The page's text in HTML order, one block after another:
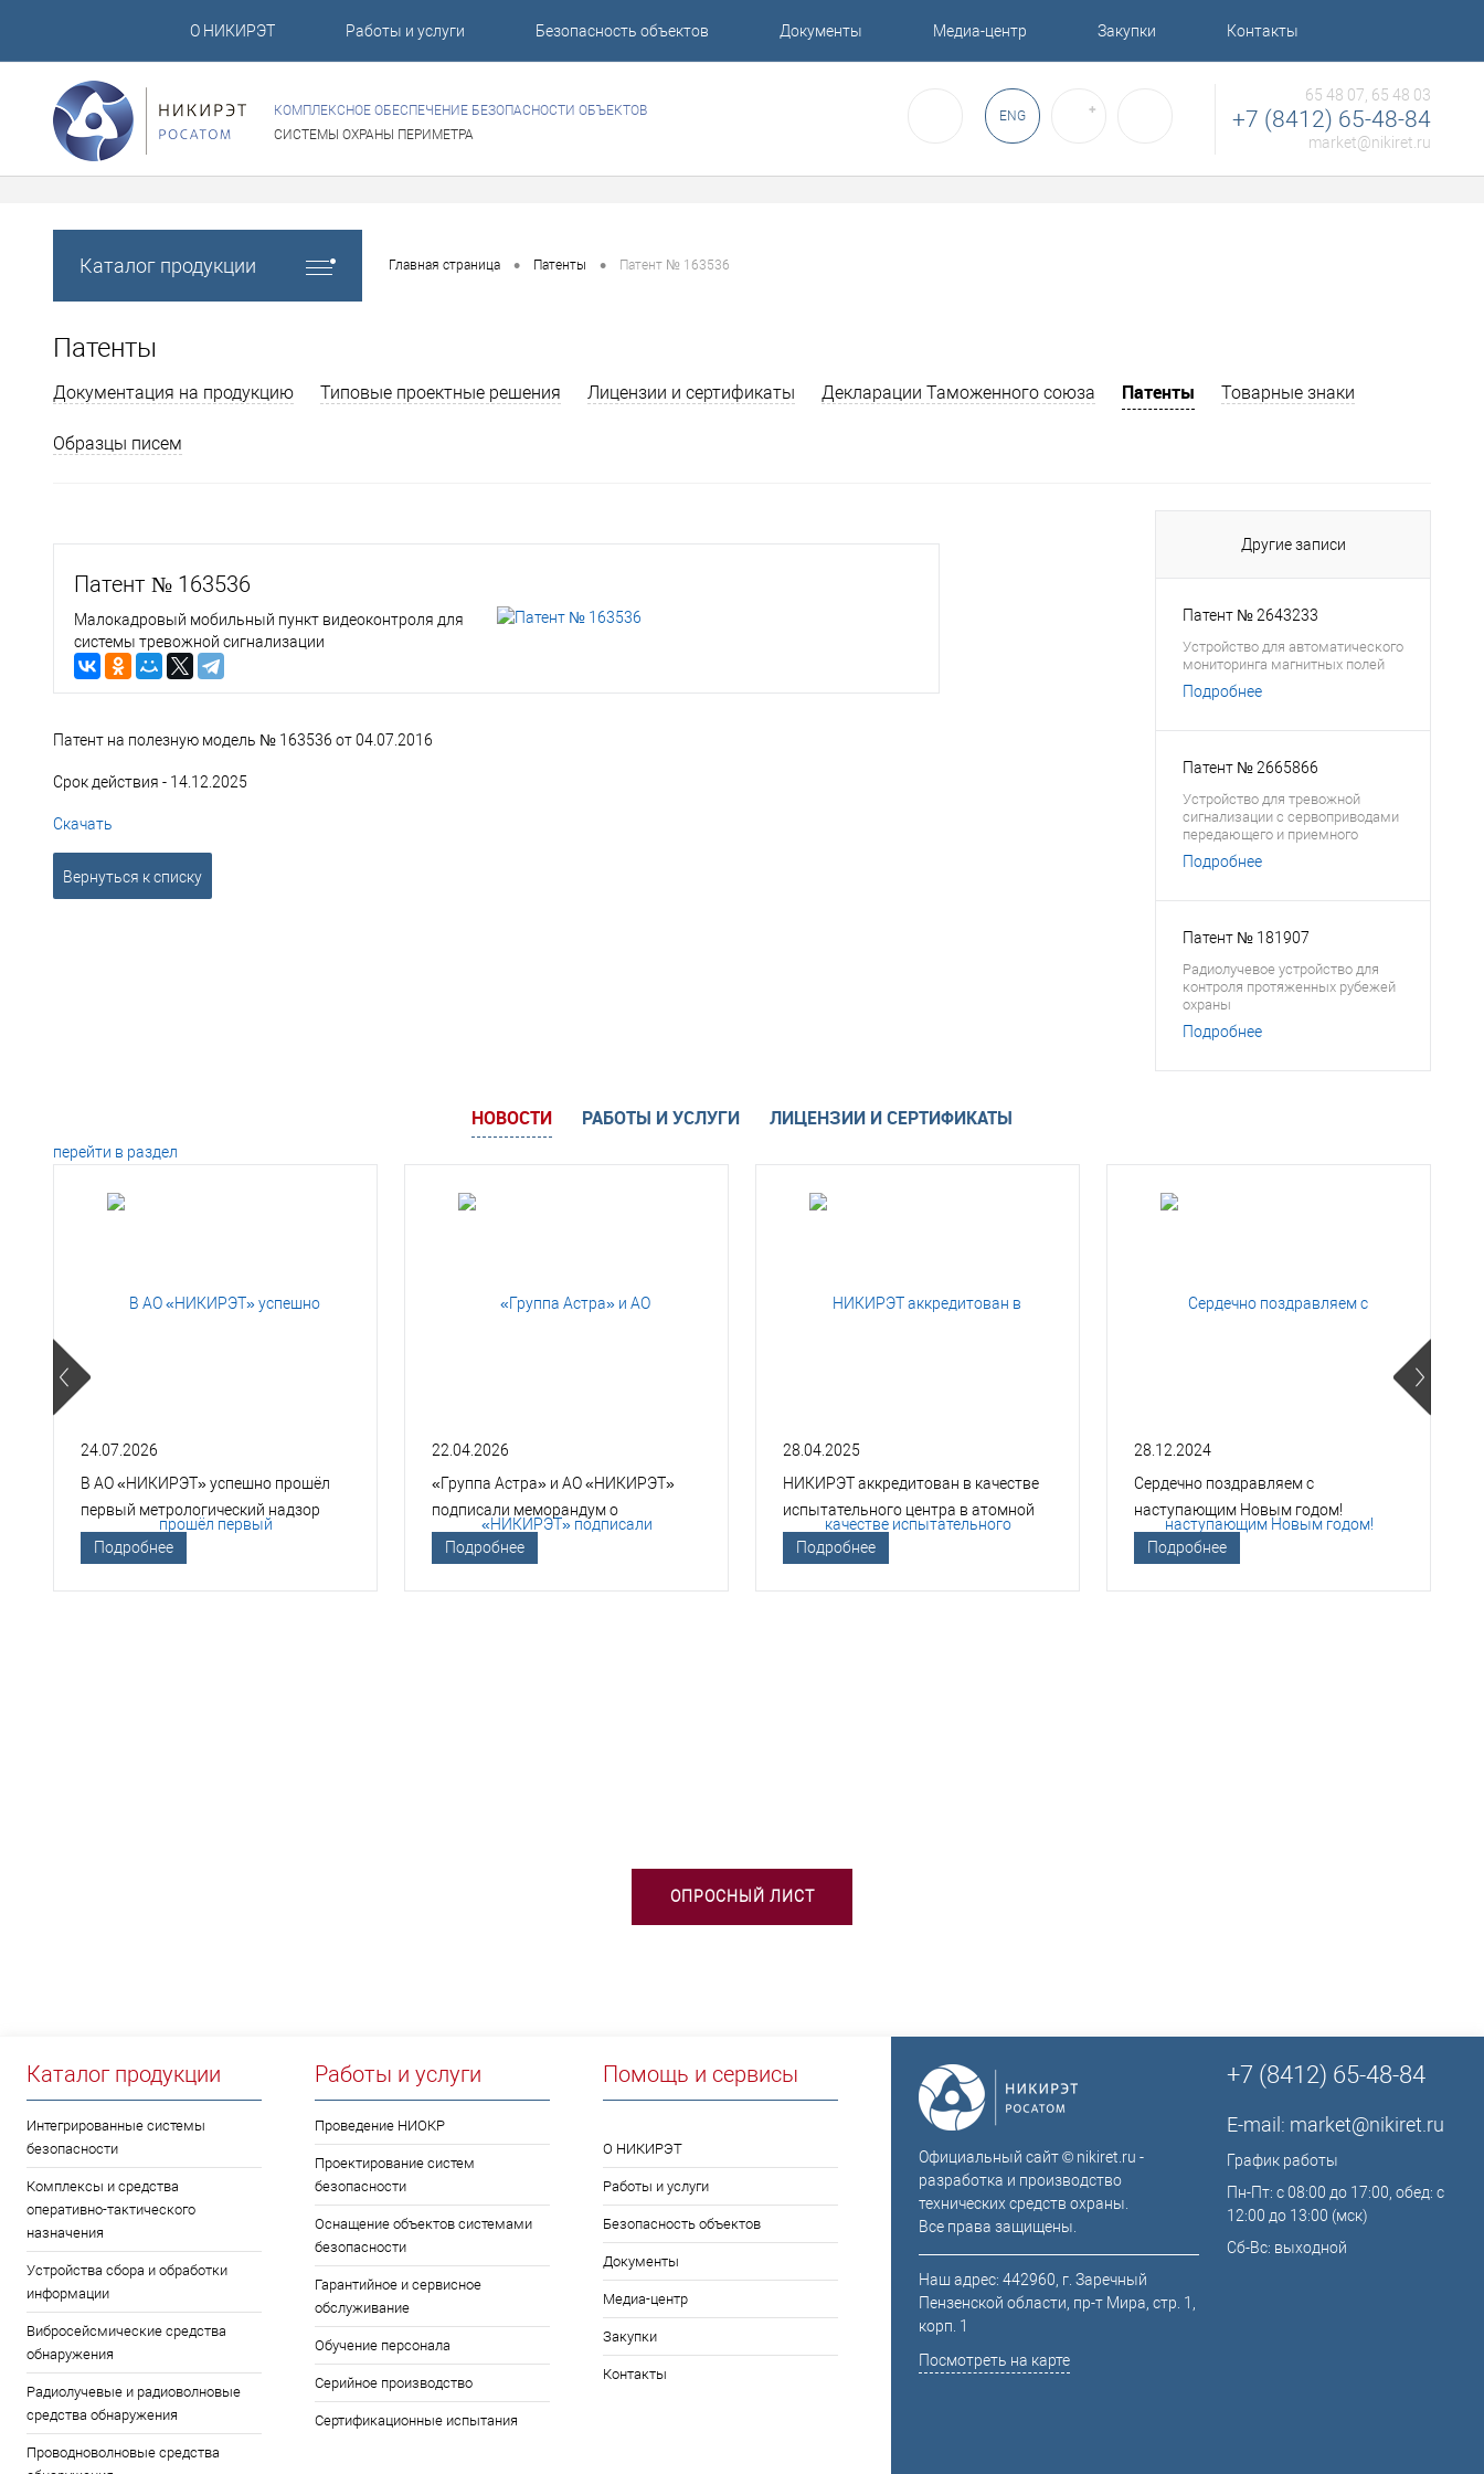
О НИКИРЭТ Работы и услуги Безопасность объектов Документы Медиа-центр Закупки Контакты
КОМПЛЕКСНОЕ ОБЕСПЕЧЕНИЕ БЕЗОПАСНОСТИ ОБЪЕКТОВ
СИСТЕМЫ ОХРАНЫ ПЕРИМЕТРА
ENG ✚
65 48 07, 65 48 03
+7 (8412) 65-48-84
market@nikiret.ru
Каталог продукции Главная страница • Патенты • Патент № 163536
Патенты
Документация на продукцию Типовые проектные решения Лицензии и сертификаты Декларации Таможенного союза Патенты Товарные знаки
Образцы писем
Патент № 163536
Малокадровый мобильный пункт видеоконтроля для
системы тревожной сигнализации
Патент на полезную модель № 163536 от 04.07.2016
Срок действия - 14.12.2025
Скачать
Вернуться к списку
Другие записи
Патент № 2643233
Устройство для автоматического
мониторинга магнитных полей
Подробнее
Патент № 2665866
Устройство для тревожной
сигнализации с сервоприводами
передающего и приемного
блоков
Подробнее
Патент № 181907
Радиолучевое устройство для
контроля протяженных рубежей
охраны
Подробнее
НОВОСТИ РАБОТЫ И УСЛУГИ ЛИЦЕНЗИИ И СЕРТИФИКАТЫ
перейти в раздел
24.07.2026
В АО «НИКИРЭТ» успешно прошёл
первый метрологический надзор
Госкорпорации «Росатом»
Подробнее
22.04.2026
«Группа Астра» и АО «НИКИРЭТ»
подписали меморандум о
технологическом сотрудничестве
Подробнее
28.04.2025
НИКИРЭТ аккредитован в качестве
испытательного центра в атомной
отрасли
Подробнее
28.12.2024
Сердечно поздравляем с
наступающим Новым годом!
Подробнее
ОПРОСНЫЙ ЛИСТ
Каталог продукции
Интегрированные системы
безопасности
Комплексы и средства
оперативно-тактического
назначения
Устройства сбора и обработки
информации
Вибросейсмические средства
обнаружения
Радиолучевые и радиоволновые
средства обнаружения
Проводноволновые средства
Работы и услуги
Проведение НИОКР
Проектирование систем
безопасности
Оснащение объектов системами
безопасности
Гарантийное и сервисное
обслуживание
Обучение персонала
Серийное производство
Сертификационные испытания
Помощь и сервисы
О НИКИРЭТ
Работы и услуги
Безопасность объектов
Документы
Медиа-центр
Закупки
Контакты
Официальный сайт © nikiret.ru -
разработка и производство
технических средств охраны.
Все права защищены.
Наш адрес: 442960, г. Заречный
Пензенской области, пр-т Мира, стр. 1,
корп. 1
Посмотреть на карте
+7 (8412) 65-48-84
E-mail: market@nikiret.ru
График работы
Пн-Пт: с 08:00 до 17:00, обед: с
12:00 до 13:00 (мск)
Сб-Вс: выходной